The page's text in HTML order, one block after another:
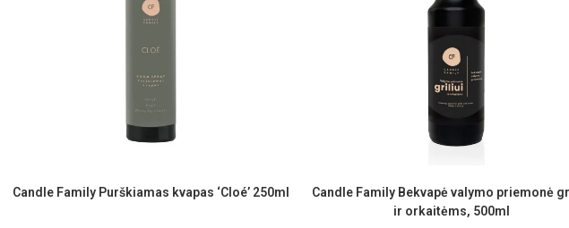
Candle Family Purškiamas kvapas ‘Cloé’ 250ml
Candle Family Bekvapė valymo priemonė
ir orkaitėms, 500ml